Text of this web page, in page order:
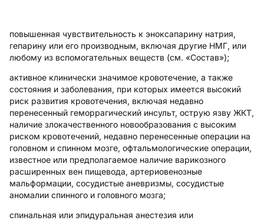
повышенная чувствительность к эноксапарину натрия,
гепарину или его производным, включая другие НМГ, или
любому из вспомогательных веществ (см. «Состав»);
активное клинически значимое кровотечение, а также
состояния и заболевания, при которых имеется высокий
риск развития кровотечения, включая недавно
перенесенный геморрагический инсульт, острую язву ЖКТ,
наличие злокачественного новообразования с высоким
риском кровотечений, недавно перенесенные операции на
головном и спинном мозге, офтальмологические операции,
известное или предполагаемое наличие варикозного
расширенных вен пищевода, артериовенозные
мальформации, сосудистые аневризмы, сосудистые
аномалии спинного и головного мозга;
спинальная или эпидуральная анестезия или